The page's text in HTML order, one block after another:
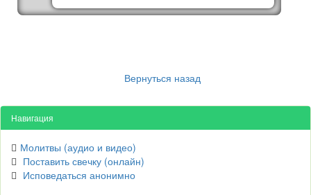
Вернуться назад
Навигация
Молитвы (аудио и видео)
Поставить свечку (онлайн)
Исповедаться анонимно